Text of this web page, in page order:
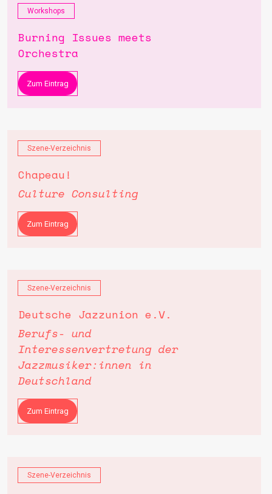
Workshops
Burning Issues meets
Orchestra
Zum Eintrag
Szene-Verzeichnis
Chapeau!
Culture Consulting
Zum Eintrag
Szene-Verzeichnis
Deutsche Jazzunion e.V.
Berufs- und
Interessenvertretung der
Jazzmusiker:innen in
Deutschland
Zum Eintrag
Szene-Verzeichnis